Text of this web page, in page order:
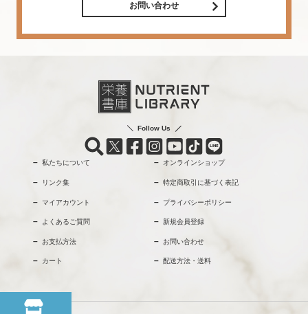
お問い合わせ
Follow Us
私たちについて オンラインショップ
リンク集 特定商取引に基づく表記
マイアカウント プライバシーポリシー
よくあるご質問 新規会員登録
お支払方法 お問い合わせ
カート 配送方法・送料